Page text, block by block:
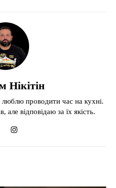
Нікітін
проводити час на кухні.
але відповідаю за їх якість.